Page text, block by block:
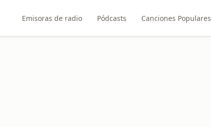
Emisoras de radio Pódcasts Canciones Populares